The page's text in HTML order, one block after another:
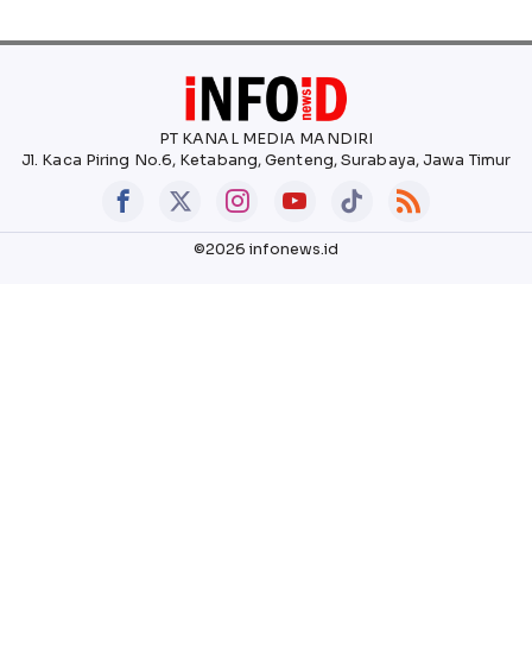
PT KANAL MEDIA MANDIRI
Jl. Kaca Piring No.6, Ketabang, Genteng, Surabaya, Jawa Timur
©2026 infonews.id